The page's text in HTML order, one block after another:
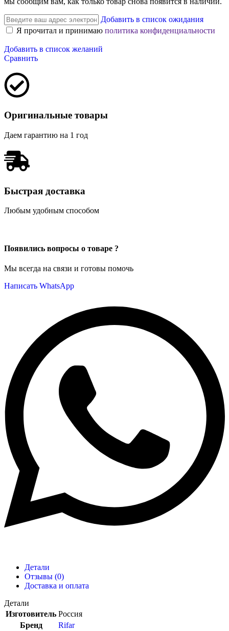
Добавить в список ожидания
Я прочитал и принимаю политика конфиденциальности
Добавить в список желаний
Сравнить
Оригинальные товары
Даем гарантию на 1 год
Быстрая доставка
Любым удобным способом
Появились вопросы о товаре ?
Мы всегда на связи и готовы помочь
Написать WhatsApp
Детали
Отзывы (0)
Доставка и оплата
Детали
Изготовитель Россия
Бренд
Rifar